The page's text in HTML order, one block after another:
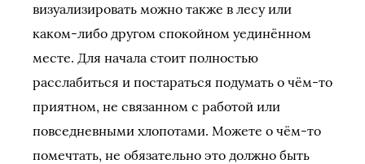
визуализировать можно также в лесу или
каком-либо другом спокойном уединённом
месте. Для начала стоит полностью
расслабиться и постараться подумать о чём-то
приятном, не связанном с работой или
повседневными хлопотами. Можете о чём-то
помечтать, не обязательно это должно быть